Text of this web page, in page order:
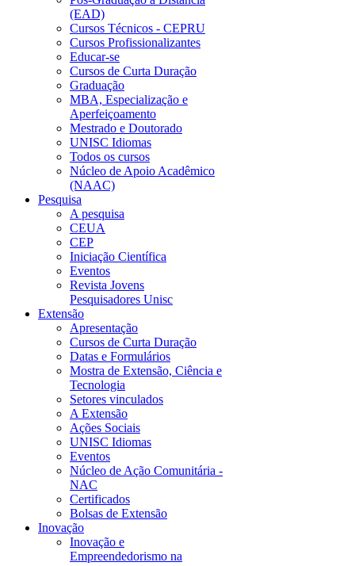
(EAD)
Cursos Técnicos - CEPRU
Cursos Profissionalizantes
Educar-se
Cursos de Curta Duração
Graduação
MBA, Especialização e
Aperfeiçoamento
Mestrado e Doutorado
UNISC Idiomas
Todos os cursos
Núcleo de Apoio Acadêmico
(NAAC)
Pesquisa
A pesquisa
CEUA
CEP
Iniciação Científica
Eventos
Revista Jovens
Pesquisadores Unisc
Extensão
Apresentação
Cursos de Curta Duração
Datas e Formulários
Mostra de Extensão, Ciência e
Tecnologia
Setores vinculados
A Extensão
Ações Sociais
UNISC Idiomas
Eventos
Núcleo de Ação Comunitária -
NAC
Certificados
Bolsas de Extensão
Inovação
Inovação e
Empreendedorismo na